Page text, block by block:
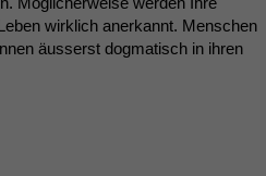
wirklich anerkannt. Menschen
äusserst dogmatisch in ihren